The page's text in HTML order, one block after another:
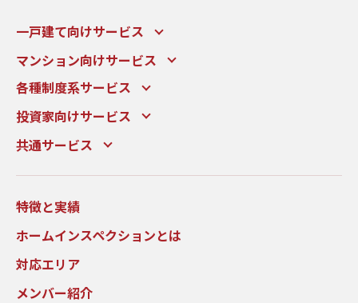
一戸建て向けサービス
マンション向けサービス
各種制度系サービス
投資家向けサービス
共通サービス
特徴と実績
ホームインスペクションとは
対応エリア
メンバー紹介